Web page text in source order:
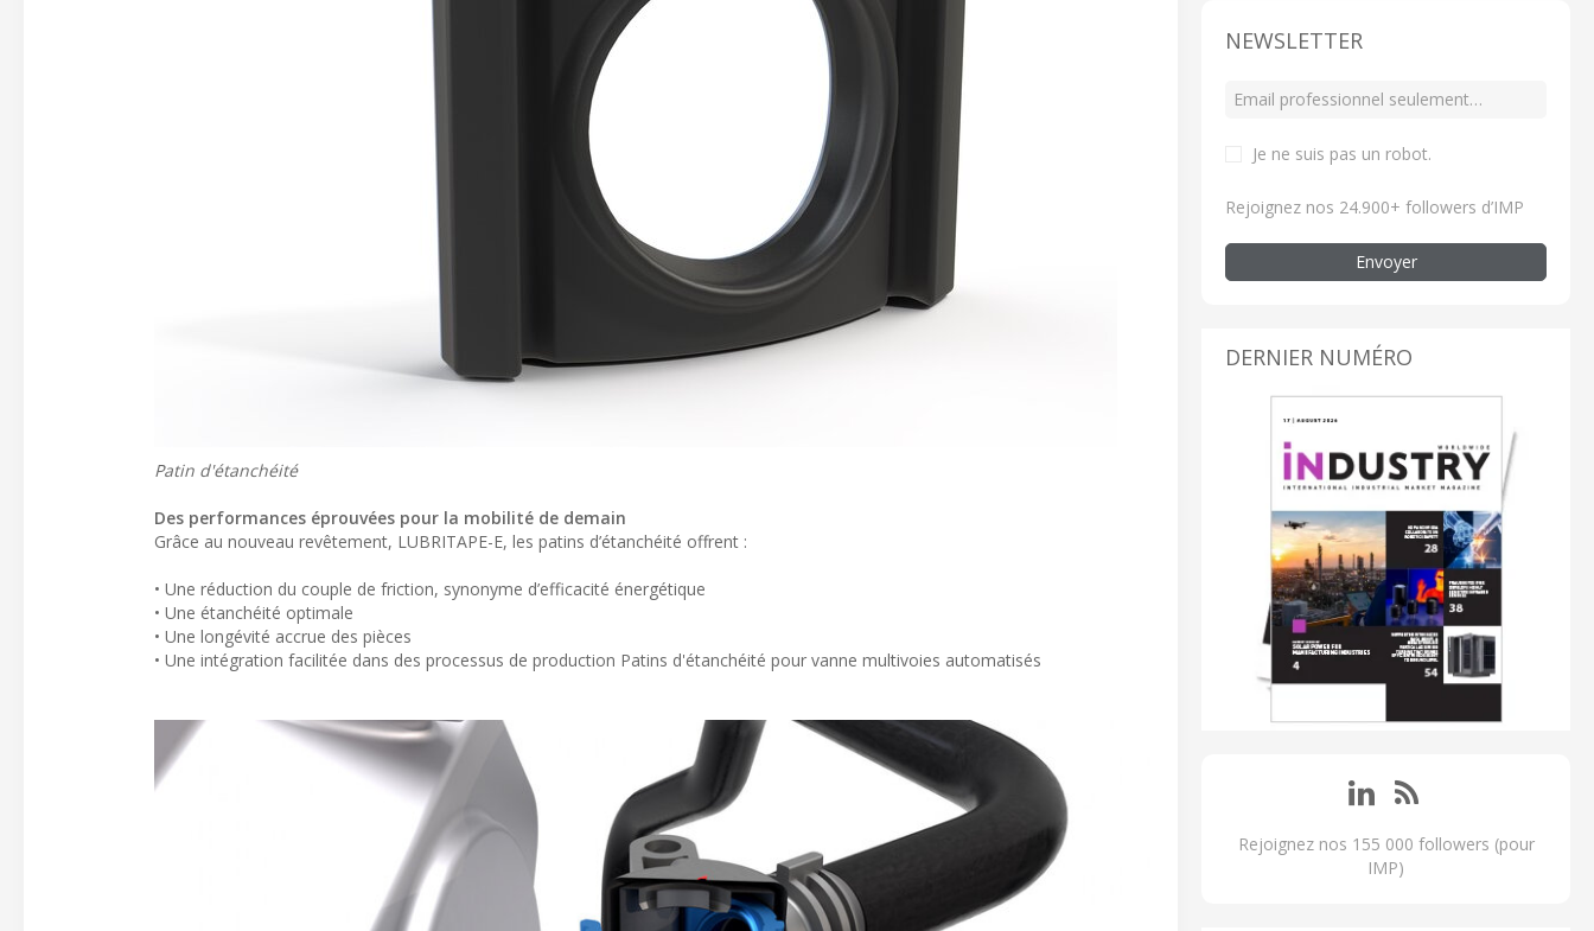
Patin d'étanchéité
Des performances éprouvées pour la mobilité de demain
Grâce au nouveau revêtement, LUBRITAPE-E, les patins d’étanchéité offrent :
• Une réduction du couple de friction, synonyme d’efficacité énergétique
• Une étanchéité optimale
• Une longévité accrue des pièces
• Une intégration facilitée dans des processus de production Patins d'étanchéité pour vanne multivoies automatisés
NEWSLETTER
Je ne suis pas un robot.
Rejoignez nos 24.900+ followers d’IMP
Envoyer
DERNIER NUMÉRO
Rejoignez nos 155 000 followers (pour
IMP)